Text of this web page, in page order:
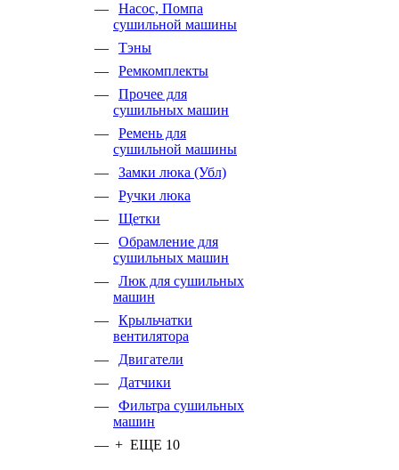
Насос, Помпа
сушильной машины
Тэны
Ремкомплекты
Прочее для
сушильных машин
Ремень для
сушильной машины
Замки люка (Убл)
Ручки люка
Щетки
Обрамление для
сушильных машин
Люк для сушильных
машин
Крыльчатки
вентилятора
Двигатели
Датчики
Фильтра сушильных
машин
+ ЕЩЕ 10